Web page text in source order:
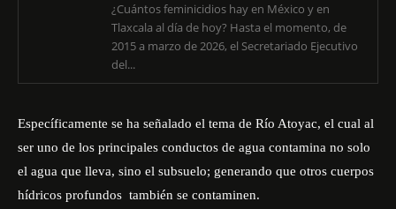
¿Cuántos feminicidios hay en México y en
Tlaxcala al día de hoy? Hasta el momento, de
2015 a marzo de 2026, el Secretariado Ejecutivo
del...
Específicamente se ha señalado el tema de Río Atoyac, el cual al
ser uno de los principales conductos de agua contamina no solo
el agua que lleva, sino el subsuelo; generando que otros cuerpos
hídricos profundos también se contaminen.